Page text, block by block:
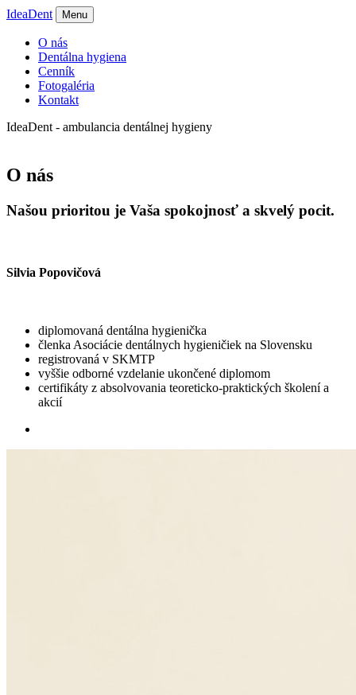
IdeaDent Menu
O nás
Dentálna hygiena
Cenník
Fotogaléria
Kontakt
IdeaDent - ambulancia dentálnej hygieny
O nás
Našou prioritou je Vaša spokojnosť a skvelý pocit.
Silvia Popovičová
diplomovaná dentálna hygienička
členka Asociácie dentálnych hygieničiek na Slovensku
registrovaná v SKMTP
vyššie odborné vzdelanie ukončené diplomom
certifikáty z absolvovania teoreticko-praktických školení a
akcií